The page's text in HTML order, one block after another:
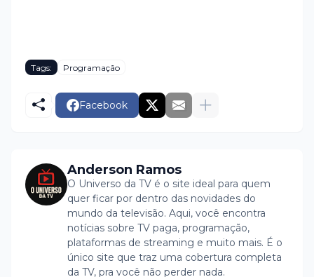
Tags: Programação
Facebook
Anderson Ramos
O Universo da TV é o site ideal para quem
quer ficar por dentro das novidades do
mundo da televisão. Aqui, você encontra
notícias sobre TV paga, programação,
plataformas de streaming e muito mais. É o
único site que traz uma cobertura completa
da TV, pra você não perder nada.